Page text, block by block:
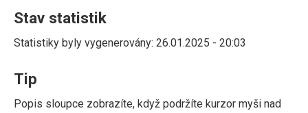
Stav statistik
Statistiky byly vygenerovány: 26.01.2025 - 20:03
Tip
Popis sloupce zobrazíte, když podržíte kurzor myši nad